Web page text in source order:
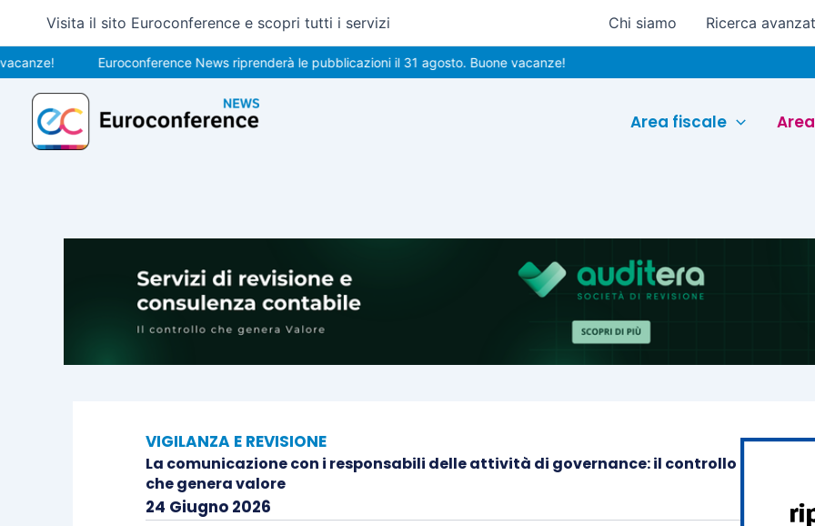
contenuto
Visita il sito Euroconference e scopri tutti i servizi Chi siamo Ricerca
Euroconference News riprenderà le pubblicazioni il 31 agosto. Buone vacanze!
Area fiscale
VIGILANZA E REVISIONE
La comunicazione con i responsabili delle attività di governance: il controllo
che genera valore
24 Giugno 2026